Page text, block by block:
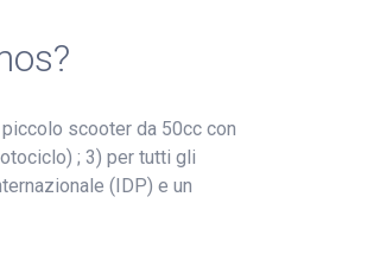
scooter da 50cc con
; 3) per tutti gli
(IDP) e un